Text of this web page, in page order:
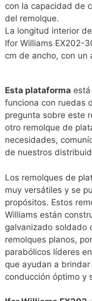
con la capacidad de
del remolque.
La longitud interior
Ifor Williams EX202-
cm de ancho, con un
Esta plataforma
funciona con ruedas
pregunta sobre este
otro remolque de
necesidades,
de nuestros
Los remolques de
muy versátiles y se
propósitos. Estos
Williams están
galvanizado soldado
remolques planos,
parabólicos líderes
que ayudan a
conducción óptimo y